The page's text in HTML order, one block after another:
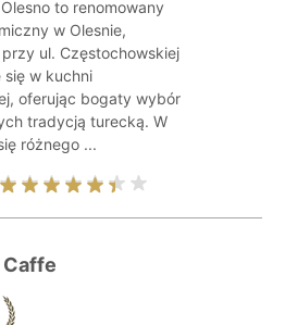
to renomowany
w Olesnie,
ul. Częstochowskiej
się w kuchni
oferując bogaty wybór
tradycją turecką. W
różnego ...
Caffe